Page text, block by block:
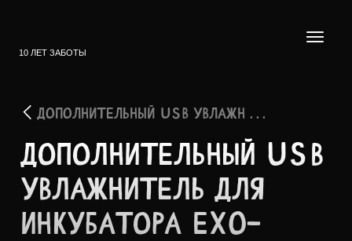
10 ЛЕТ ЗАБОТЫ
ДОПОЛНИТЕЛЬНЫЙ USB УВЛАЖН . . .
ДОПОЛ­НИТЕЛ­ЬНЫЙ USB
УВЛАЖ­НИТЕЛЬ ДЛЯ
ИНКУБ­АТОРА EXO-